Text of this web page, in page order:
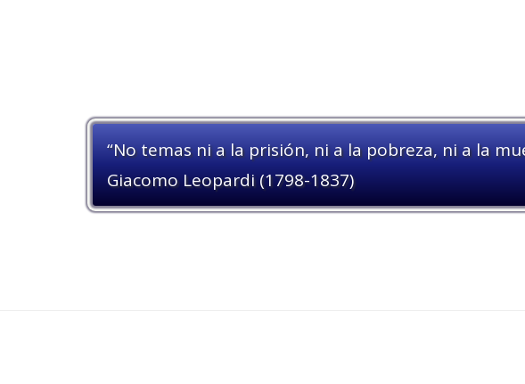
“No temas ni a la prisión, ni a la pobreza, ni a la
Giacomo Leopardi (1798-1837)